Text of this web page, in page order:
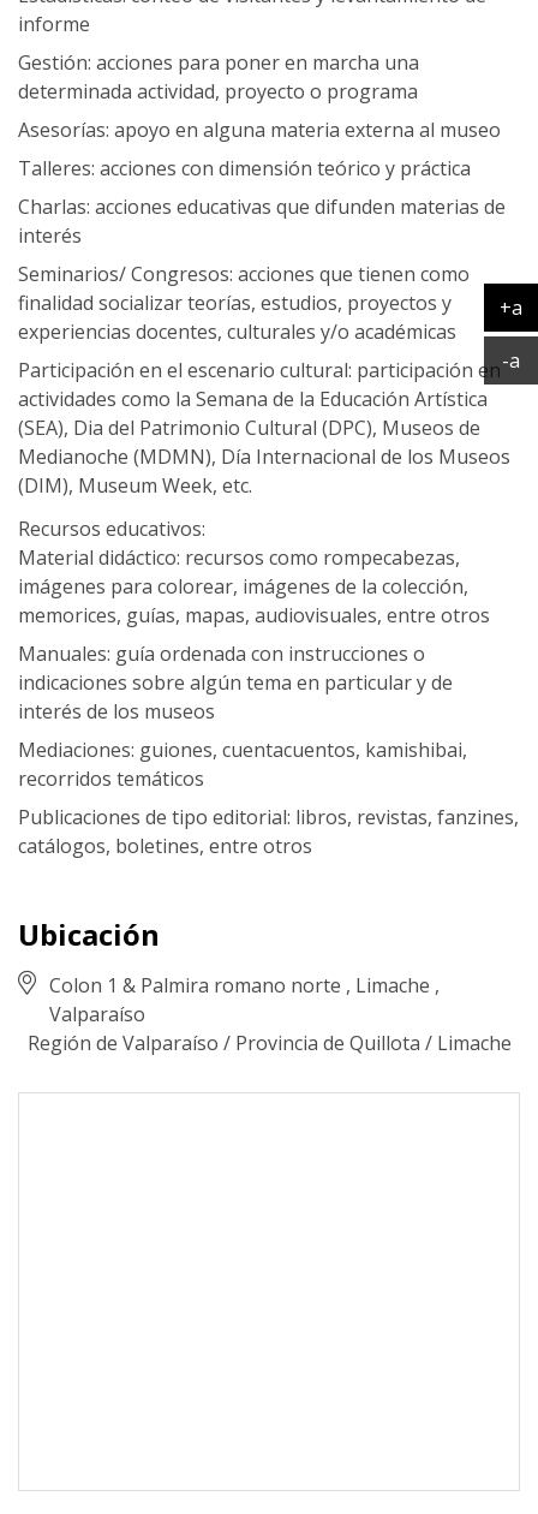
informe
Gestión: acciones para poner en marcha una
determinada actividad, proyecto o programa
Asesorías: apoyo en alguna materia externa al museo
Talleres: acciones con dimensión teórico y práctica
Charlas: acciones educativas que difunden materias de
interés
Seminarios/ Congresos: acciones que tienen como
finalidad socializar teorías, estudios, proyectos y
experiencias docentes, culturales y/o académicas
Participación en el escenario cultural: participación en
actividades como la Semana de la Educación Artística
(SEA), Dia del Patrimonio Cultural (DPC), Museos de
Medianoche (MDMN), Día Internacional de los Museos
(DIM), Museum Week, etc.
Recursos educativos:
Material didáctico: recursos como rompecabezas,
imágenes para colorear, imágenes de la colección,
memorices, guías, mapas, audiovisuales, entre otros
Manuales: guía ordenada con instrucciones o
indicaciones sobre algún tema en particular y de
interés de los museos
Mediaciones: guiones, cuentacuentos, kamishibai,
recorridos temáticos
Publicaciones de tipo editorial: libros, revistas, fanzines,
catálogos, boletines, entre otros
Ubicación
Colon 1 & Palmira romano norte , Limache ,
Valparaíso
Región de Valparaíso / Provincia de Quillota / Limache
+a
-a